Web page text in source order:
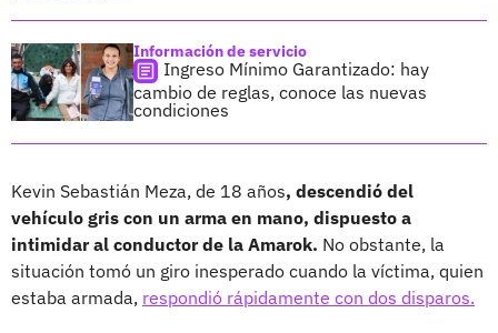
Información de servicio
Ingreso Mínimo Garantizado: hay
cambio de reglas, conoce las nuevas
condiciones
Kevin Sebastián Meza, de 18 años, descendió del
vehículo gris con un arma en mano, dispuesto a
intimidar al conductor de la Amarok. No obstante, la
situación tomó un giro inesperado cuando la víctima, quien
estaba armada, respondió rápidamente con dos disparos.